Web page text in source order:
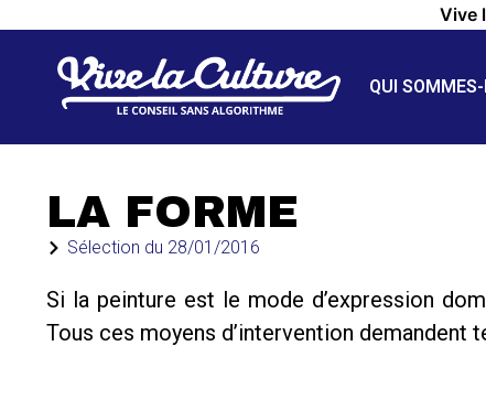
Vive
QUI
LA FORME
Sélection du 28/01/2016
Si la peinture est le mode d’expression
Tous ces moyens d’intervention